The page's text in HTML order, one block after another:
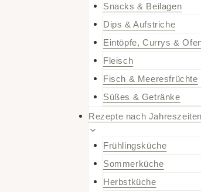
Snacks & Beilagen
Dips & Aufstriche
Eintöpfe, Currys &
Fleisch
Fisch & Meeresfrüchte
Süßes & Getränke
Rezepte nach Jahreszeiten
Frühlingsküche
Sommerküche
Herbstküche